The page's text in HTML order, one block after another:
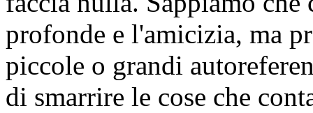
profonde e l'amicizia, ma
piccole o grandi
di smarrire le cose che